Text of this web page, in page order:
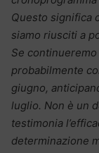
Questo significa
siamo riusciti a
Se
probabilmente
giugno,
luglio. Non è un
testimonia
determinazione